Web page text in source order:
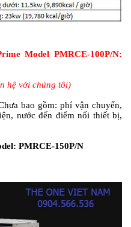
Model PMRCE-100P/N:
hệ với chúng tôi)
bao gồm: phí vận chuyển,
nước đến điểm nối thiết bị,
PMRCE-150P/N